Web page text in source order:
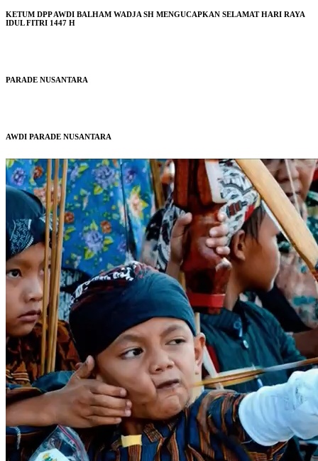
KETUM DPP AWDI BALHAM WADJA SH MENGUCAPKAN SELAMAT HARI RAYA
IDUL FITRI 1447 H
PARADE NUSANTARA
AWDI PARADE NUSANTARA